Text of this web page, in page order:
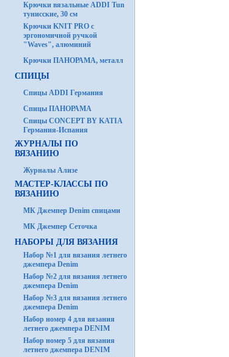
Крючки вязальные ADDI Tun
тунисские, 30 см
Крючки KNIT PRO с
эргономичной ручкой
"Waves", алюминий
Крючки ПАНОРАМА, металл
СПИЦЫ
Спицы ADDI Германия
Спицы ПАНОРАМА
Спицы CONCEPT BY KATIA
Германия-Испания
ЖУРНАЛЫ ПО
ВЯЗАНИЮ
Журналы Ализе
МАСТЕР-КЛАССЫ ПО
ВЯЗАНИЮ
МК Джемпер Denim спицами
МК Джемпер Сеточка
НАБОРЫ ДЛЯ ВЯЗАНИЯ
Набор №1 для вязания летнего
джемпера Denim
Набор №2 для вязания летнего
джемпера Denim
Набор №3 для вязания летнего
джемпера Denim
Набор номер 4 для вязания
летнего джемпера DENIM
Набор номер 5 для вязания
летнего джемпера DENIM